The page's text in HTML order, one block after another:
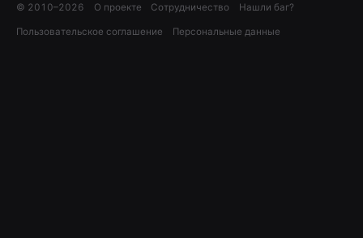
© 2010–2026 О проекте Сотрудничество Нашли баг?
Пользовательское соглашение Персональные данные